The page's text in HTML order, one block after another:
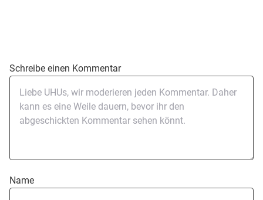
Schreibe einen Kommentar
Name